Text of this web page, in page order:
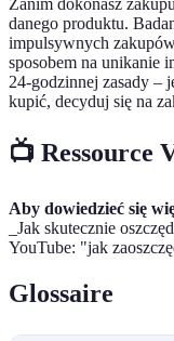
Zanim dokonasz
danego produktu.
impulsywnych
sposobem na unikanie
24-godzinnej zasady –
kupić, decyduj się na
📺 Ressource
Aby dowiedzieć się
_Jak skutecznie
YouTube: "jak
Glossaire